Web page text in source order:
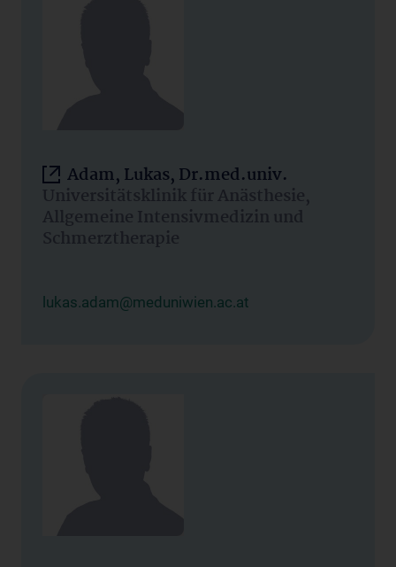
Adam, Lukas, Dr.med.univ.
Universitätsklinik für Anästhesie,
Allgemeine Intensivmedizin und
Schmerztherapie
lukas.adam@meduniwien.ac.at